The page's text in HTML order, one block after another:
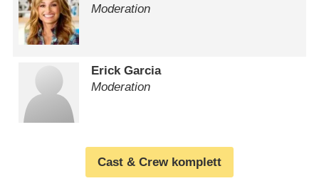
Moderation
Erick Garcia
Moderation
Cast & Crew komplett